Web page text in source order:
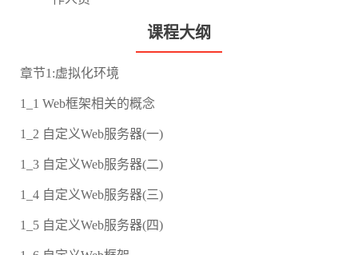
课程大纲
章节1:虚拟化环境
1_1 Web框架相关的概念
1_2 自定义Web服务器(一)
1_3 自定义Web服务器(二)
1_4 自定义Web服务器(三)
1_5 自定义Web服务器(四)